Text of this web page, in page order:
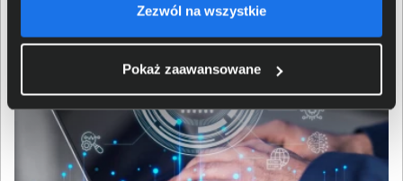
Zezwól na wszystkie
Pokaż zaawansowane